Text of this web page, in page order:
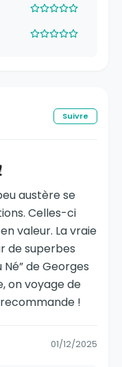
Suivre
austère se
Celles-ci
valeur. La vraie
de superbes
de Georges
on voyage de
!
01/12/2025